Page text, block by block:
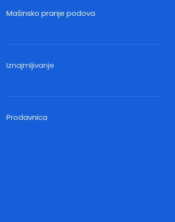
Mašinsko pranje podova
Iznajmljivanje
Prodavnica